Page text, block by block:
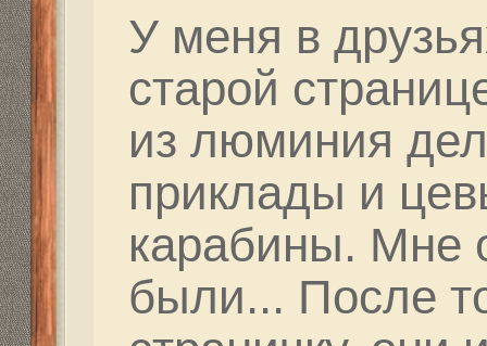
сильнющий слева и
как цуцыки. Без
Вначале вообще не
хрень такая.. После
стволу и двух
на мишени. После
дырок вообще
возвращаем клики